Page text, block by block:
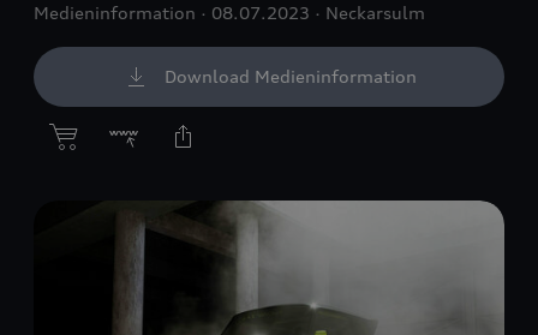
Medieninformation 08.07.2023 Neckarsulm
Download Medieninformation